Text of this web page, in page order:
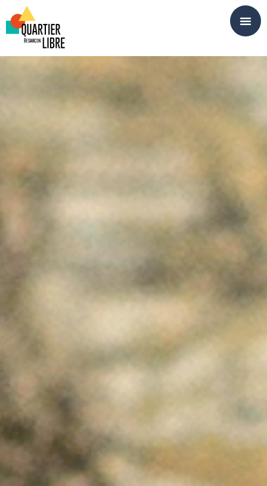
Panneau de gestion des cookies